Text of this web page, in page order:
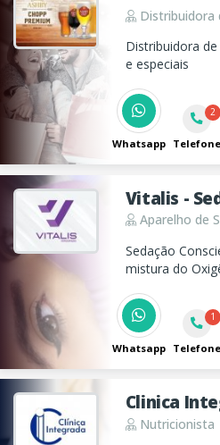
Distribuidora
Distribuidora
e especiais
Whatsapp
2
Telefone
Vitalis -
Aparelho de
Sedação
mistura do
mesmo gera a
nível de
paciente e mais
profissional!
Whatsapp
1
Telefone
Clinica
Nutricionista